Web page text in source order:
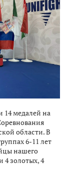
14 медалей на
области. В
6-11 лет
нашего
4 золотых, 4